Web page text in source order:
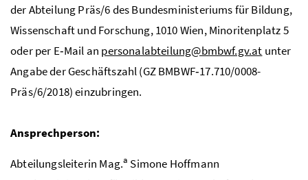
der Abteilung Präs/6 des Bundesministeriums für Bildung,
Wissenschaft und Forschung, 1010 Wien, Minoritenplatz 5
oder per E‑Mail an personalabteilung@bmbwf.gv.at unter
Angabe der Geschäftszahl (GZ BMBWF‑17.710/0008-
Präs/6/2018) einzubringen.
Ansprechperson:
Abteilungsleiterin Mag.a Simone Hoffmann